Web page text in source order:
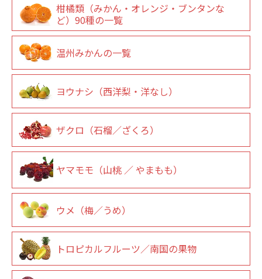
柑橘類（みかん・オレンジ・ブンタンな
ど）90種の一覧
温州みかんの一覧
ヨウナシ（西洋梨・洋なし）
ザクロ（石榴／ざくろ）
ヤマモモ（山桃 ／ やまもも）
ウメ（梅／うめ）
トロピカルフルーツ／南国の果物